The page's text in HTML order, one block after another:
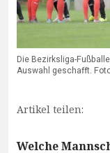
Die Bezirksliga-
Auswahl geschafft.
Artikel teilen:
Welche